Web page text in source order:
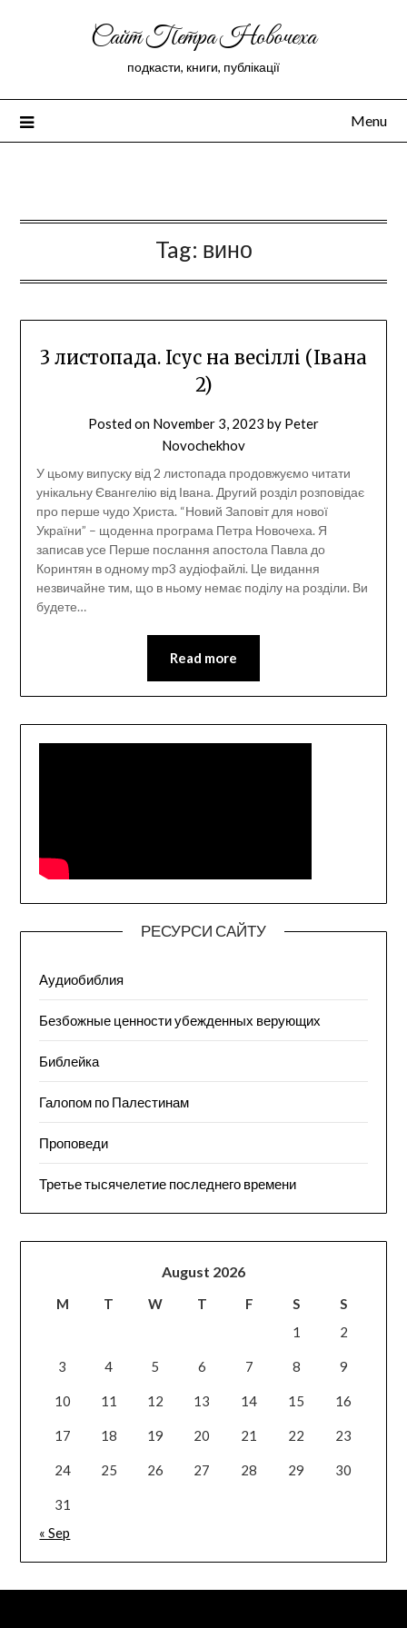
Сайт Петра Новочеха
подкасти, книги, публікації
Menu
Tag: вино
3 листопада. Ісус на весіллі (Івана
2)
Posted on November 3, 2023 by Peter
Novochekhov
У цьому випуску від 2 листопада продовжуємо читати
унікальну Євангелію від Івана. Другий розділ розповідає
про перше чудо Христа. “Новий Заповіт для нової
України” – щоденна програма Петра Новочеха. Я
записав усе Перше послання апостола Павла до
Коринтян в одному mp3 аудіофайлі. Це видання
незвичайне тим, що в ньому немає поділу на розділи. Ви
будете…
Read more
РЕСУРСИ САЙТУ
Аудиобиблия
Безбожные ценности убежденных верующих
Библейка
Галопом по Палестинам
Проповеди
Третье тысячелетие последнего времени
August 2026
M T W T F S
S
1
2
3 4 5 6 7 8 9
10 11 12 13 14 15 16
17 18 19 20 21 22 23
24 25 26 27 28 29 30
31
« Sep